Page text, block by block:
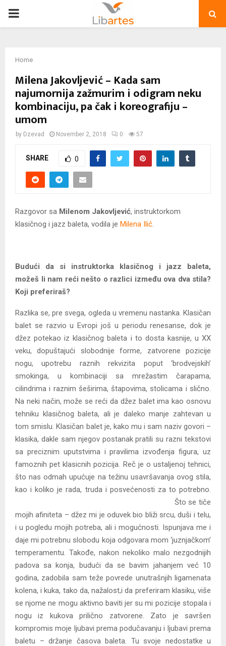
PRIMARY
Home
Milena Jakovljević – Kada sam
najumornija zažmurim i odigram neku
kombinaciju, pa čak i koreografiju –
umom
by Dzevad November 2, 2018 0 57
SHARE 0
Razgovor sa Milenom Jakovljević, instruktorkom
klasičnog i jazz baleta, vodila je Milena Ilić
Budući da si instruktorka klasičnog i jazz baleta,
možeš li nam reći nešto o razlici između ova dva stila?
Koji preferiraš?
Razlika se, pre svega, ogleda u vremenu nastanka. Klasičan
balet se razvio u Evropi još u periodu renesanse, dok je
džez potekao iz klasičnog baleta i to dosta kasnije, u XX
veku, dopuštajući slobodnije forme, zatvorene pozicije
nogu, upotrebu raznih rekvizita poput ‘brodvejskih’
smokinga, u kombinaciji sa mrežastim čarapama,
cilindrima i raznim šeširima, štapovima, stolicama i slično.
Na neki način, može se reći da džez balet ima kao osnovu
tehniku klasičnog baleta, ali je daleko manje zahtevan u
tom smislu. Klasičan balet je, kako mu i sam naziv govori –
klasika, dakle sam njegov postanak pratili su razni tekstovi
sa preciznim uputstvima i pravilima izvođenja figura, uz
famoznih pet klasicnih pozicija. Reč je o ustaljenoj tehnici,
što nas odmah upućuje na težinu usavršavanja ovog stila,
kao i koliko je rada, truda i posvećenosti za to potrebno.
Što se tiče
mojih afiniteta – džez mi je oduvek bio bliži srcu, duši i telu,
i u pogledu mojih potreba, ali i mogućnosti. Ispunjava me i
daje mi potrebnu slobodu koja odgovara mom ‘juznjačkom’
temperamentu. Takođe, nakon nekoliko malo nezgodnijih
padova sa konja, budući da se bavim jahanjem već 10
godina, zadobila sam teže povrede unutrašnjih ligamenata
kolena, i kuka, tako da, nažalost,i da preferiram klasiku, više
se njome ne mogu aktivno baviti jer su mi pozicije stopala i
nogu iz kukova prilično zatvorene. Zato je savršen
kompromis moje ljubavi prema podučavanju i ljubavi prema
baletu – držanje časova baleta. Tu svoje nedostatke u